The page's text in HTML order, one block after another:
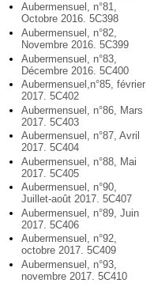
Aubermensuel, n°81,
Octobre 2016. 5C398
Aubermensuel, n°82,
Novembre 2016. 5C399
Aubermensuel, n°83,
Décembre 2016. 5C400
Aubermensuel,n°85, février
2017. 5C402
Aubermensuel, n°86, Mars
2017. 5C403
Aubermensuel, n°87, Avril
2017. 5C404
Aubermensuel, n°88, Mai
2017. 5C405
Aubermensuel, n°90,
Juillet-août 2017. 5C407
Aubermensuel, n°89, Juin
2017. 5C406
Aubermensuel, n°92,
octobre 2017. 5C409
Aubermensuel, n°93,
novembre 2017. 5C410